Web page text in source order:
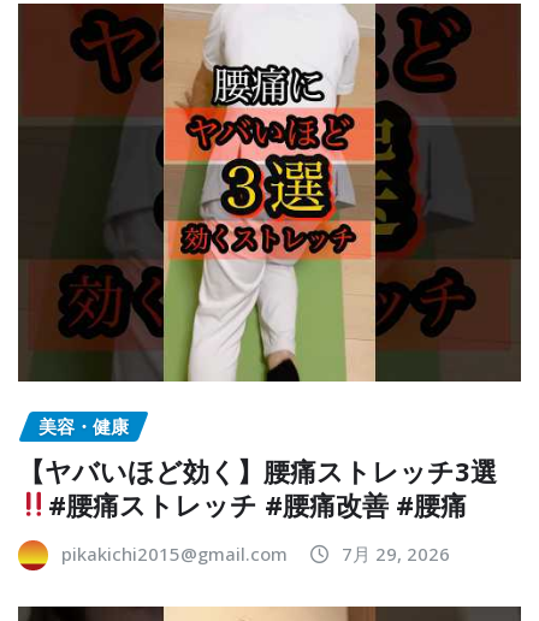
美容・健康
【ヤバいほど効く】腰痛ストレッチ3選
#腰痛ストレッチ #腰痛改善 #腰痛
pikakichi2015@gmail.com 7月 29, 2026